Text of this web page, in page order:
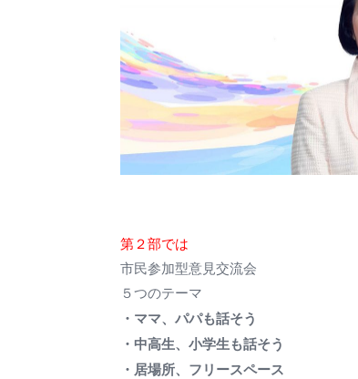
第２部では
市民参加型意見交流会
５つのテーマ
・ママ、パパも話そう
・中高生、小学生も話そう
・居場所、フリースペース